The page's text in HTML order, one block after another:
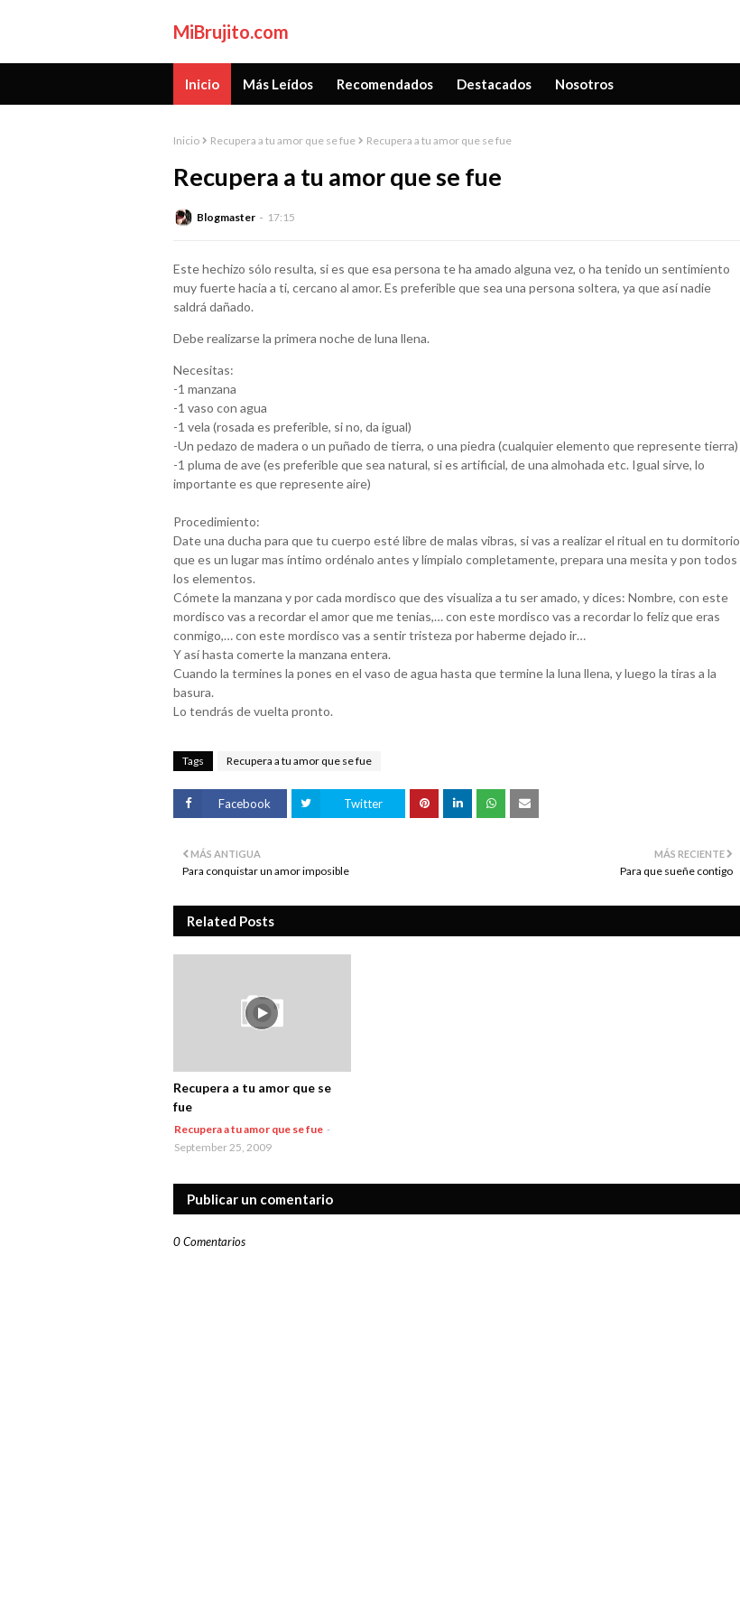
MiBrujito.com
Inicio Más Leídos Recomendados Destacados Nosotros
Inicio Recupera a tu amor que se fue Recupera a tu amor que se fue
Recupera a tu amor que se fue
Blogmaster 17:15
Este hechizo sólo resulta, si es que esa persona te ha amado alguna vez, o ha tenido un sentimiento
muy fuerte hacia a ti, cercano al amor. Es preferible que sea una persona soltera, ya que así nadie
saldrá dañado.
Debe realizarse la primera noche de luna llena.
Necesitas:
-1 manzana
-1 vaso con agua
-1 vela (rosada es preferible, si no, da igual)
-Un pedazo de madera o un puñado de tierra, o una piedra (cualquier elemento que represente tierra)
-1 pluma de ave (es preferible que sea natural, si es artificial, de una almohada etc. Igual sirve, lo
importante es que represente aire)
Procedimiento:
Date una ducha para que tu cuerpo esté libre de malas vibras, si vas a realizar el ritual en tu dormitorio
que es un lugar mas íntimo ordénalo antes y límpialo completamente, prepara una mesita y pon todos
los elementos.
Cómete la manzana y por cada mordisco que des visualiza a tu ser amado, y dices: Nombre, con este
mordisco vas a recordar el amor que me tenias,… con este mordisco vas a recordar lo feliz que eras
conmigo,… con este mordisco vas a sentir tristeza por haberme dejado ir…
Y así hasta comerte la manzana entera.
Cuando la termines la pones en el vaso de agua hasta que termine la luna llena, y luego la tiras a la
basura.
Lo tendrás de vuelta pronto.
Tags Recupera a tu amor que se fue
Facebook Twitter
MÁS RECIENTE
Para que sueñe contigo
MÁS ANTIGUA
Para conquistar un amor imposible
Related Posts
Recupera a tu amor que se
fue
Recupera a tu amor que se fue -
September 25, 2009
Publicar un comentario
0 Comentarios